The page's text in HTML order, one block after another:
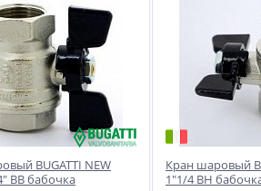
BUGATTI NEW
ВВ бабочка
Кран шаровый
1"1/4 ВН